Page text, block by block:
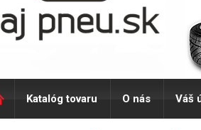
Katalóg tovaru O nás Váš